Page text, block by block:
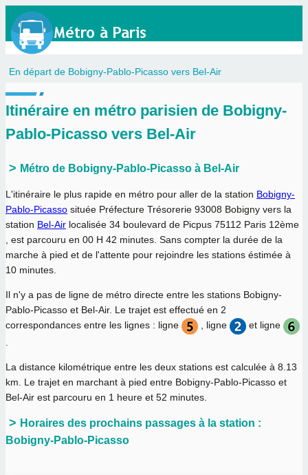
En départ de Bobigny-Pablo-Picasso vers Bel-Air
Itinéraire en métro parisien de Bobigny-
Pablo-Picasso vers Bel-Air
Métro de Bobigny-Pablo-Picasso à Bel-Air
L'itinéraire le plus rapide en métro pour aller de la station Bobigny-
Pablo-Picasso située Préfecture Trésorerie 93008 Bobigny vers la
station Bel-Air localisée 34 boulevard de Picpus 75112 Paris 12ème
, est parcouru en 00 H 42 minutes. Sans compter la durée de la
marche à pied et de l'attente pour rejoindre les stations éstimée à
10 minutes.
Il n'y a pas de ligne de métro directe entre les stations Bobigny-
Pablo-Picasso et Bel-Air. Le trajet est effectué en 2
correspondances entre les lignes : ligne
, ligne
et ligne
La distance kilométrique entre les deux stations est calculée à 8.13
km . Le trajet en marchant à pied entre Bobigny-Pablo-Picasso et
Bel-Air est parcouru en 1 heure et 52 minutes
Horaires des prochains passages à la station :
Bobigny-Pablo-Picasso